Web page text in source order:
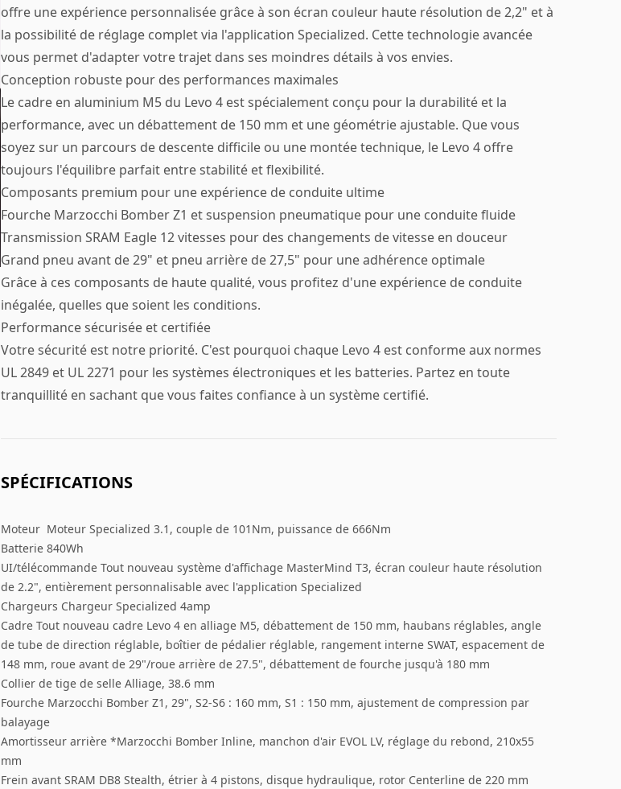
offre une expérience personnalisée grâce à son écran couleur haute résolution de 2,2" et à
la possibilité de réglage complet via l'application Specialized. Cette technologie avancée
vous permet d'adapter votre trajet dans ses moindres détails à vos envies.
Conception robuste pour des performances maximales
Le cadre en aluminium M5 du Levo 4 est spécialement conçu pour la durabilité et la
performance, avec un débattement de 150 mm et une géométrie ajustable. Que vous
soyez sur un parcours de descente difficile ou une montée technique, le Levo 4 offre
toujours l'équilibre parfait entre stabilité et flexibilité.
Composants premium pour une expérience de conduite ultime
Fourche Marzocchi Bomber Z1 et suspension pneumatique pour une conduite fluide
Transmission SRAM Eagle 12 vitesses pour des changements de vitesse en douceur
Grand pneu avant de 29" et pneu arrière de 27,5" pour une adhérence optimale
Grâce à ces composants de haute qualité, vous profitez d'une expérience de conduite
inégalée, quelles que soient les conditions.
Performance sécurisée et certifiée
Votre sécurité est notre priorité. C'est pourquoi chaque Levo 4 est conforme aux normes
UL 2849 et UL 2271 pour les systèmes électroniques et les batteries. Partez en toute
tranquillité en sachant que vous faites confiance à un système certifié.
SPÉCIFICATIONS
Moteur Moteur Specialized 3.1, couple de 101Nm, puissance de 666Nm
Batterie 840Wh
UI/télécommande Tout nouveau système d'affichage MasterMind T3, écran couleur haute résolution
de 2.2", entièrement personnalisable avec l'application Specialized
Chargeurs Chargeur Specialized 4amp
Cadre Tout nouveau cadre Levo 4 en alliage M5, débattement de 150 mm, haubans réglables, angle
de tube de direction réglable, boîtier de pédalier réglable, rangement interne SWAT, espacement de
148 mm, roue avant de 29"/roue arrière de 27.5", débattement de fourche jusqu'à 180 mm
Collier de tige de selle Alliage, 38.6 mm
Fourche Marzocchi Bomber Z1, 29", S2-S6 : 160 mm, S1 : 150 mm, ajustement de compression par
balayage
Amortisseur arrière *Marzocchi Bomber Inline, manchon d'air EVOL LV, réglage du rebond, 210x55
mm
Frein avant SRAM DB8 Stealth, étrier à 4 pistons, disque hydraulique, rotor Centerline de 220 mm